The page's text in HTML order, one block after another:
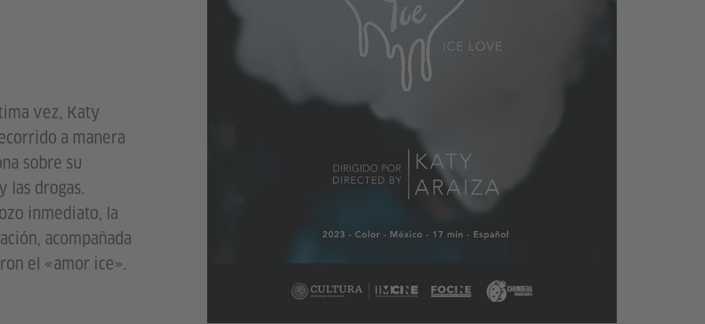
vez, Katy
a manera
sobre su
las drogas.
inmediato, la
acompañada
el «amor ice».